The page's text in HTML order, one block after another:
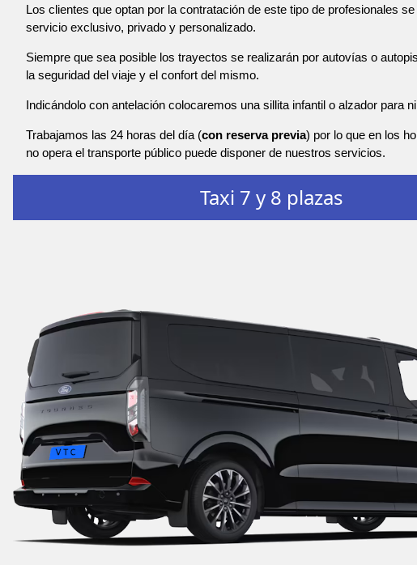
Los clientes que optan por la contratación de este tipo de profesionales
servicio exclusivo, privado y personalizado.
Siempre que sea posible los trayectos se realizarán por autovías o
la seguridad del viaje y el confort del mismo.
Indicándolo con antelación colocaremos una sillita infantil o alzador para
Trabajamos las 24 horas del día (con reserva previa) por lo que en los
no opera el transporte público puede disponer de nuestros servicios.
Taxi 7 y 8 plazas